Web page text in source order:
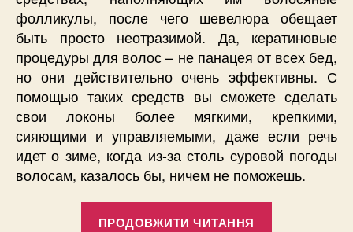
фолликулы, после чего шевелюра обещает
быть просто неотразимой. Да, кератиновые
процедуры для волос – не панацея от всех бед,
но они действительно очень эффективны. С
помощью таких средств вы сможете сделать
свои локоны более мягкими, крепкими,
сияющими и управляемыми, даже если речь
идет о зиме, когда из-за столь суровой погоды
волосам, казалось бы, ничем не поможешь.
ПРОДОВЖИТИ ЧИТАННЯ